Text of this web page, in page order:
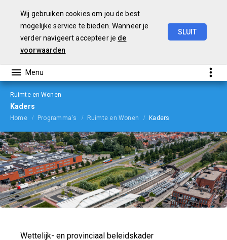
Wij gebruiken cookies om jou de best
mogelijke service te bieden. Wanneer je
verder navigeert accepteer je de
voorwaarden
SLUIT
Ruimte en Wonen
Kaders
Home Programma's Ruimte en Wonen Kaders
Wettelijk- en provinciaal beleidskader